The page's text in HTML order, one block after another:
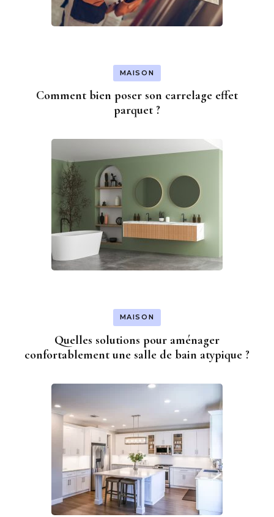
MAISON
Comment bien poser son carrelage effet
parquet ?
MAISON
Quelles solutions pour aménager
confortablement une salle de bain atypique ?